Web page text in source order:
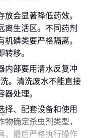
会显著降低药效。
离生活区。不同药剂
磷类要严格隔离。
移。
内部要用清水反复冲
。清洗废水不能直接
处理。
择、配套设备和使用
确定杀虫剂类型，
，最后严格执行操作
